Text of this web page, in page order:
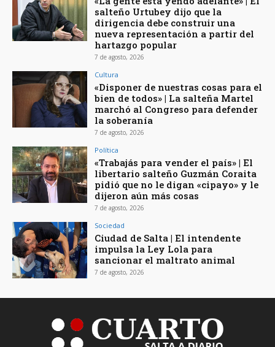
salteño Urtubey dijo que la
dirigencia debe construir una
nueva representación a partir del
hartazgo popular
7 de agosto, 2026
Cultura
«Disponer de nuestras cosas para el
bien de todos» | La salteña Martel
marchó al Congreso para defender
la soberanía
7 de agosto, 2026
Política
«Trabajás para vender el país» | El
libertario salteño Guzmán Coraita
pidió que no le digan «cipayo» y le
dijeron aún más cosas
7 de agosto, 2026
Sociedad
Ciudad de Salta | El intendente
impulsa la Ley Lola para
sancionar el maltrato animal
7 de agosto, 2026